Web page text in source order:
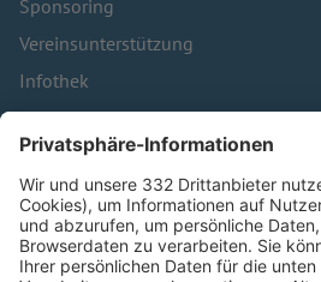
Sponsoring
Vereinsunterstützung
Infothek
Kontakt
HÄUFIG BESUCHTE SEITEN
Pässe und Vereinswechsel
Trainerausbildung